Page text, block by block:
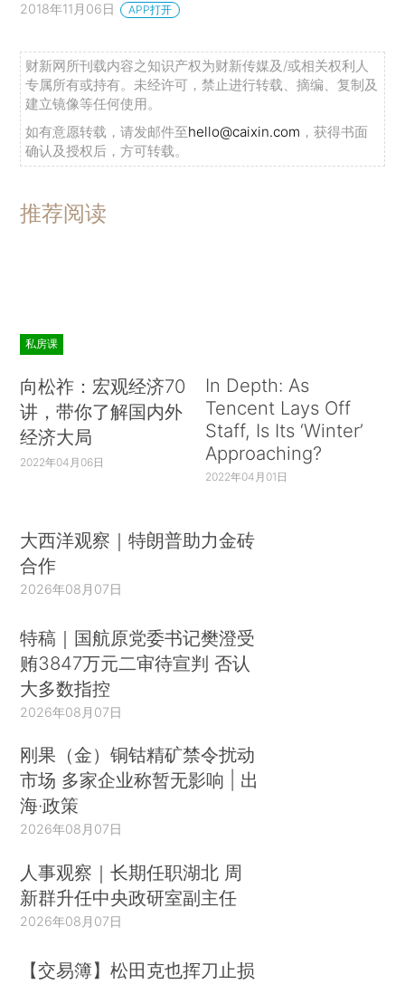
2018年11月06日 APP打开
财新网所刊载内容之知识产权为财新传媒及/或相关权利人
专属所有或持有。未经许可，禁止进行转载、摘编、复制及
建立镜像等任何使用。
如有意愿转载，请发邮件至hello@caixin.com ，获得书面
确认及授权后，方可转载。
推荐阅读
私房课
向松祚：宏观经济70
讲，带你了解国内外
经济大局
2022年04月06日
In Depth: As
Tencent Lays Off
Staff, Is Its ‘Winter’
Approaching?
2022年04月01日
大西洋观察｜特朗普助力金砖
合作
2026年08月07日
特稿｜国航原党委书记樊澄受
贿3847万元二审待宣判 否认
大多数指控
2026年08月07日
刚果（金）铜钴精矿禁令扰动
市场 多家企业称暂无影响 | 出
海·政策
2026年08月07日
人事观察｜长期任职湖北 周
新群升任中央政研室副主任
2026年08月07日
【交易簿】松田克也挥刀止损